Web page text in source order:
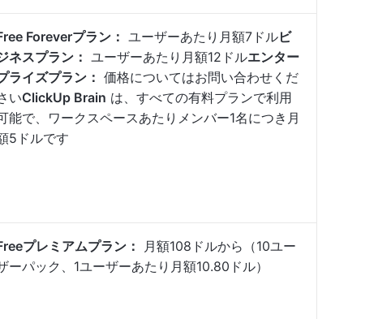
Foreverプラン： ユーザーあたり月額7ドルビ
ネスプラン： ユーザーあたり月額12ドルエンター
ライズプラン： 価格についてはお問い合わせくだ
いClickUp Brain は、すべての有料プランで利用
能で、ワークスペースあたりメンバー1名につき月
5ドルです
プレミアムプラン：
月額108ドルから（10ユー
ーパック、1ユーザーあたり月額10.80ドル）